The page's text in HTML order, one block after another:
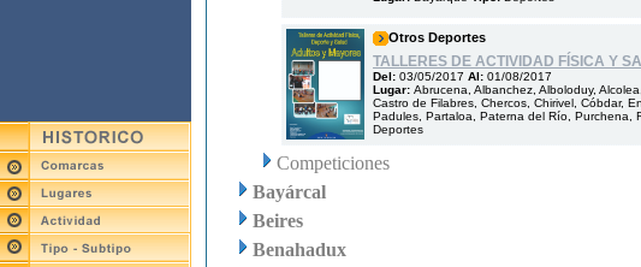
Otros Deportes
TALLERES DE ACTIVIDAD FÍSICA Y
Del: 03/05/2017 Al: 01/08/2017
Lugar: Abrucena, Albanchez, Alboloduy,
Castro de Filabres, Chercos, Chirivel, Cóbdar,
Padules, Partaloa, Paterna del Río, Purchena,
Deportes
Competiciones
Bayárcal
Beires
Benahadux